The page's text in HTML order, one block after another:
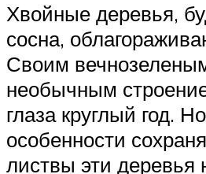
Хвойные деревья,
сосна,
Своим
необычным
глаза круглый год.
особенности
листвы эти деревья